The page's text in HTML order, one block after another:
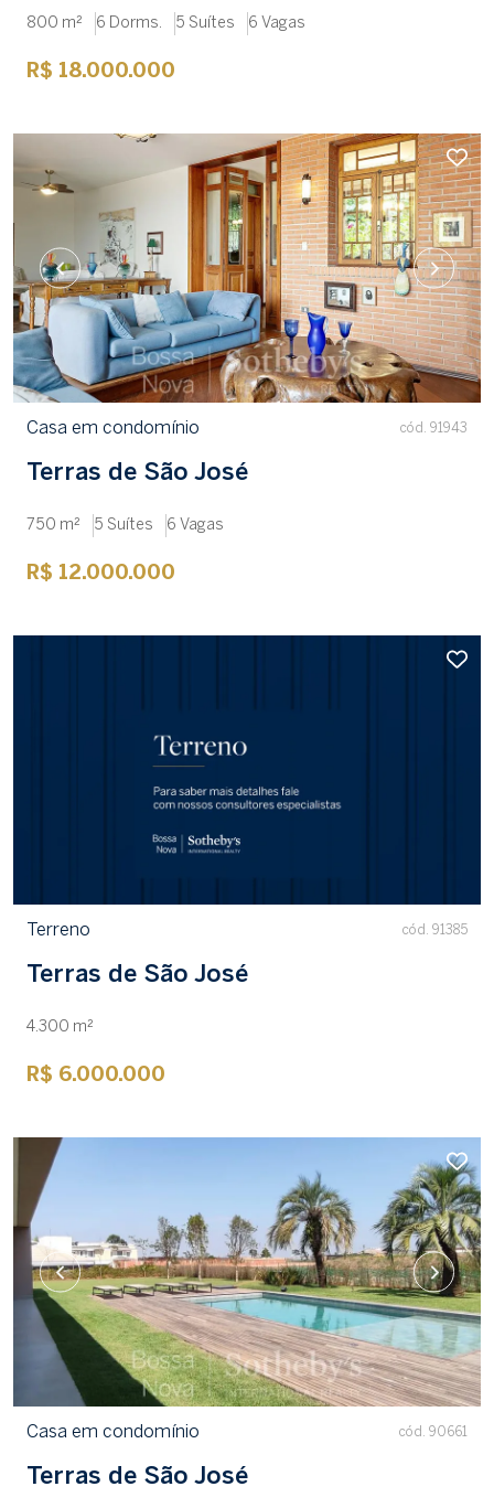
800 m² 6 Dorms. 5 Suítes 6 Vagas
R$ 18.000.000
Casa em condomínio cód. 91943
Terras de São José
750 m² 5 Suítes 6 Vagas
R$ 12.000.000
Terreno cód. 91385
Terras de São José
4.300 m²
R$ 6.000.000
Casa em condomínio cód. 90661
Terras de São José